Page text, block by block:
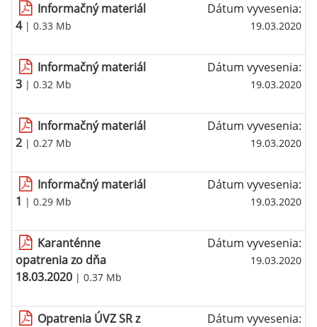
Informačný materiál
4| 0.33 Mb
Dátum vyvesenia:
19.03.2020
Informačný materiál
3 | 0.32 Mb
Dátum vyvesenia:
19.03.2020
Informačný materiál
2 | 0.27 Mb
Dátum vyvesenia:
19.03.2020
Informačný materiál
1 | 0.29 Mb
Dátum vyvesenia:
19.03.2020
Karanténne
opatrenia zo dňa
18.03.2020 | 0.37 Mb
Dátum vyvesenia:
19.03.2020
Opatrenia ÚVZ SR z
Dátum vyvesenia: